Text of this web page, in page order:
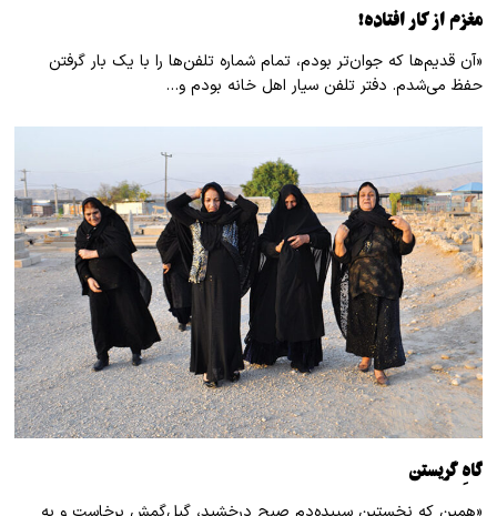
مغزم از کار افتاده!
«آن قدیم‌ها که جوان‌تر بودم، تمام شماره تلفن‌ها را با یک بار گرفتن
حفظ می‌شدم. دفتر تلفن سیار اهل خانه بودم و…
گاهِ گریستن